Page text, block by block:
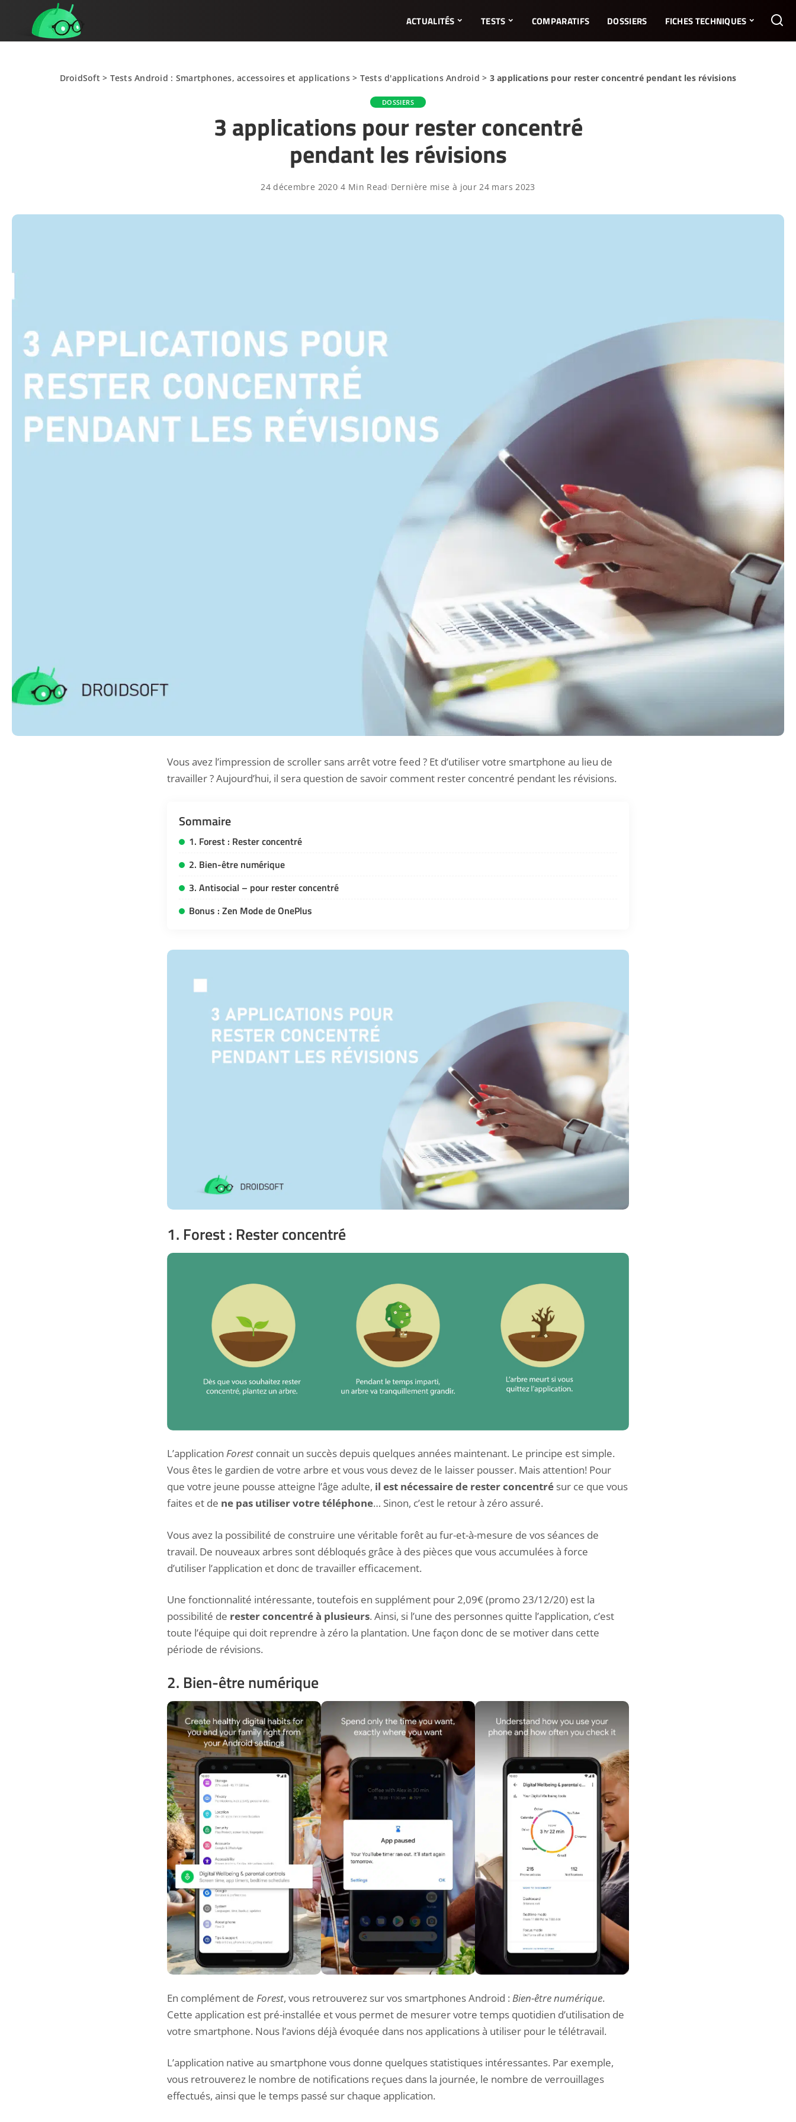
ACTUALITÉS TESTS COMPARATIFS DOSSIERS FICHES TECHNIQUES
DroidSoft > Tests Android : Smartphones, accessoires et applications> Tests d'applications Android > 3 applications pour rester concentré pendant les révisions
DOSSIERS
3 applications pour rester concentré
pendant les révisions
24 décembre 2020 4 Min Read Dernière mise à jour 24 mars 2023
Vous avez l’impression de scroller sans arrêt votre feed ? Et d’utiliser votre smartphone au lieu de
travailler ? Aujourd’hui, il sera question de savoir comment rester concentré pendant les révisions.
Sommaire
1. Forest : Rester concentré
2. Bien-être numérique
3. Antisocial – pour rester concentré
Bonus : Zen Mode de OnePlus
1. Forest : Rester concentré
L’application Forest connait un succès depuis quelques années maintenant. Le principe est simple.
Vous êtes le gardien de votre arbre et vous vous devez de le laisser pousser. Mais attention! Pour
que votre jeune pousse atteigne l’âge adulte, il est nécessaire de rester concentré sur ce que vous
faites et de ne pas utiliser votre téléphone… Sinon, c’est le retour à zéro assuré.
Vous avez la possibilité de construire une véritable forêt au fur-et-à-mesure de vos séances de
travail. De nouveaux arbres sont débloqués grâce à des pièces que vous accumulées à force
d’utiliser l’application et donc de travailler efficacement.
Une fonctionnalité intéressante, toutefois en supplément pour 2,09€ (promo 23/12/20) est la
possibilité de rester concentré à plusieurs. Ainsi, si l’une des personnes quitte l’application, c’est
toute l’équipe qui doit reprendre à zéro la plantation. Une façon donc de se motiver dans cette
période de révisions.
2. Bien-être numérique
En complément de Forest, vous retrouverez sur vos smartphones Android : Bien-être numérique.
Cette application est pré-installée et vous permet de mesurer votre temps quotidien d’utilisation de
votre smartphone. Nous l’avions déjà évoquée dans nos applications à utiliser pour le télétravail.
L’application native au smartphone vous donne quelques statistiques intéressantes. Par exemple,
vous retrouverez le nombre de notifications reçues dans la journée, le nombre de verrouillages
effectués, ainsi que le temps passé sur chaque application.